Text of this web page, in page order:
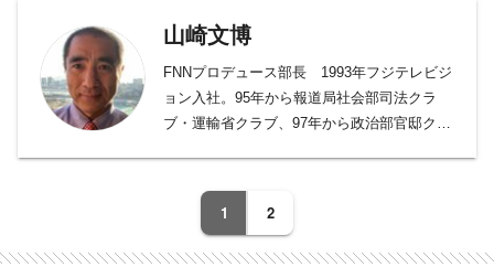
山崎文博
FNNプロデュース部長 1993年フジテレビジ
ョン入社。95年から報道局社会部司法クラ
ブ・運輸省クラブ、97年から政治部官邸クラ
治部デスクを担当。2021年1月より北京支局
長に。その後2024年から国際部長を経て現
職。入社から28年、記者一筋。小学3年時か
1 2